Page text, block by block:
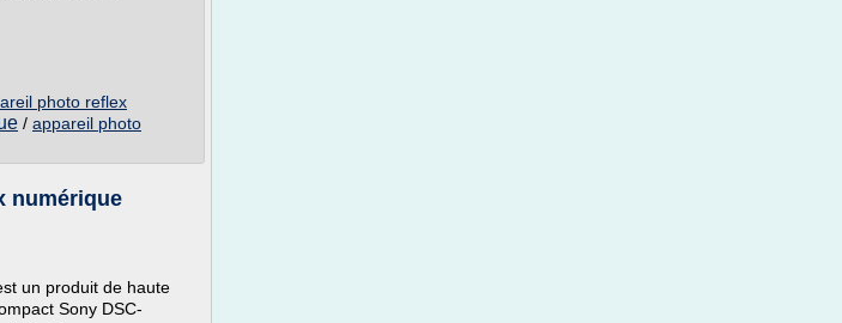
photo reflex
/ appareil photo
numérique
un produit de haute
Sony DSC-